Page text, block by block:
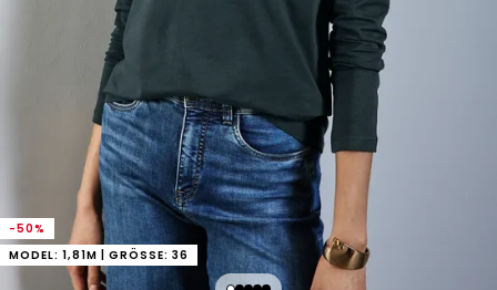
-50%
MODEL: 1,81M | GRÖSSE: 36